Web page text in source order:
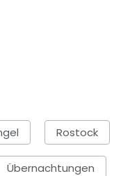
Rostock
Übernachtungen